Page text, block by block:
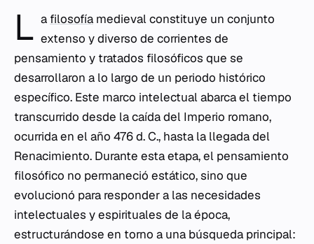
L a filosofía medieval constituye un conjunto
extenso y diverso de corrientes de
pensamiento y tratados filosóficos que se
desarrollaron a lo largo de un periodo histórico
específico. Este marco intelectual abarca el tiempo
transcurrido desde la caída del Imperio romano,
ocurrida en el año 476 d. C., hasta la llegada del
Renacimiento. Durante esta etapa, el pensamiento
filosófico no permaneció estático, sino que
evolucionó para responder a las necesidades
intelectuales y espirituales de la época,
estructurándose en torno a una búsqueda principal: